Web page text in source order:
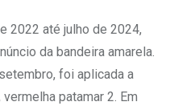
2022 até julho de 2024,
da bandeira amarela.
foi aplicada a
patamar 2. Em